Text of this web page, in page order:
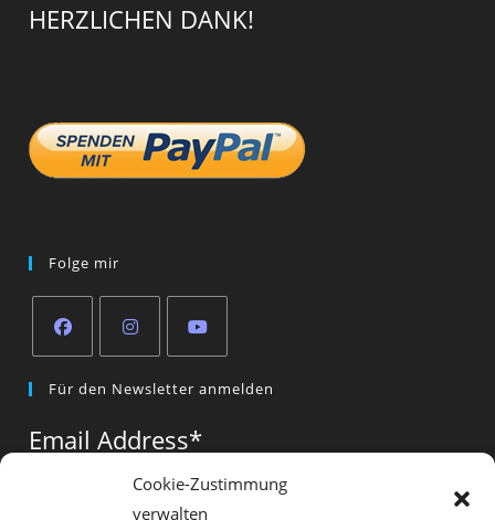
Cookie-Zustimmung
verwalten
HERZLICHEN DANK!
Folge mir
in
new
in
new
in
new
tab
Für den Newsletter anmelden
Email Address*